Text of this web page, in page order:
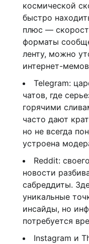
космической
быстро
плюс —
форматы
ленту, можно
интернет-
Telegram:
чатов, где
горячими
часто дают
но не всегда
устроена
Reddit:
новости
сабреддиты.
уникальные
инсайды, но
потребуется
Instagram и